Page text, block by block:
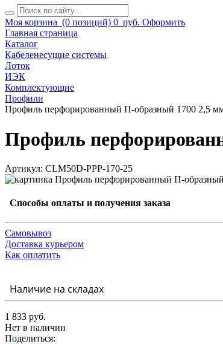
Моя корзина (0 позиций) 0 руб. Оформить
Главная страница
Каталог
Кабеленесущие системы
Лоток
ИЭК
Комплектующие
Профили
Профиль перфорированный П-образный 1700 2,5
Профиль
Артикул: CLM50D-PPP-170-25
Способы оплаты и получения заказа
Самовывоз
Доставка курьером
Как оплатить
Наличие на складах
1 833 руб.
Нет в наличии
Поделиться: